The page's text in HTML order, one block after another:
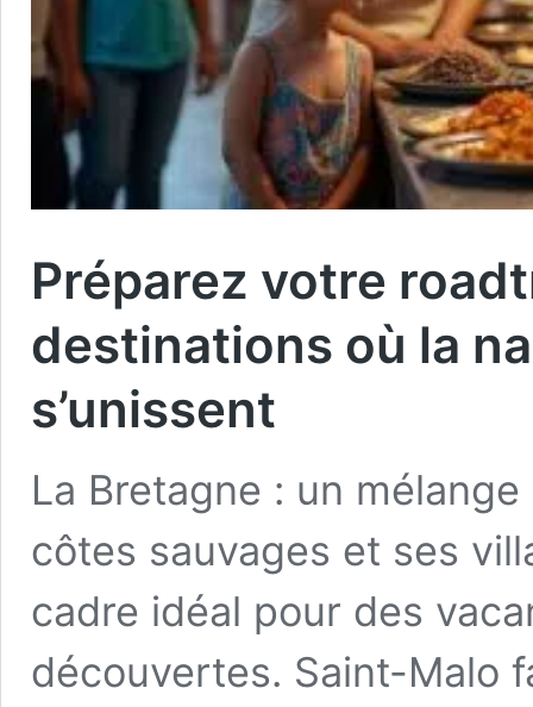
Préparez votre
destinations où la
s’unissent
La Bretagne : un
côtes sauvages et ses
cadre idéal pour des
découvertes. Saint-Malo